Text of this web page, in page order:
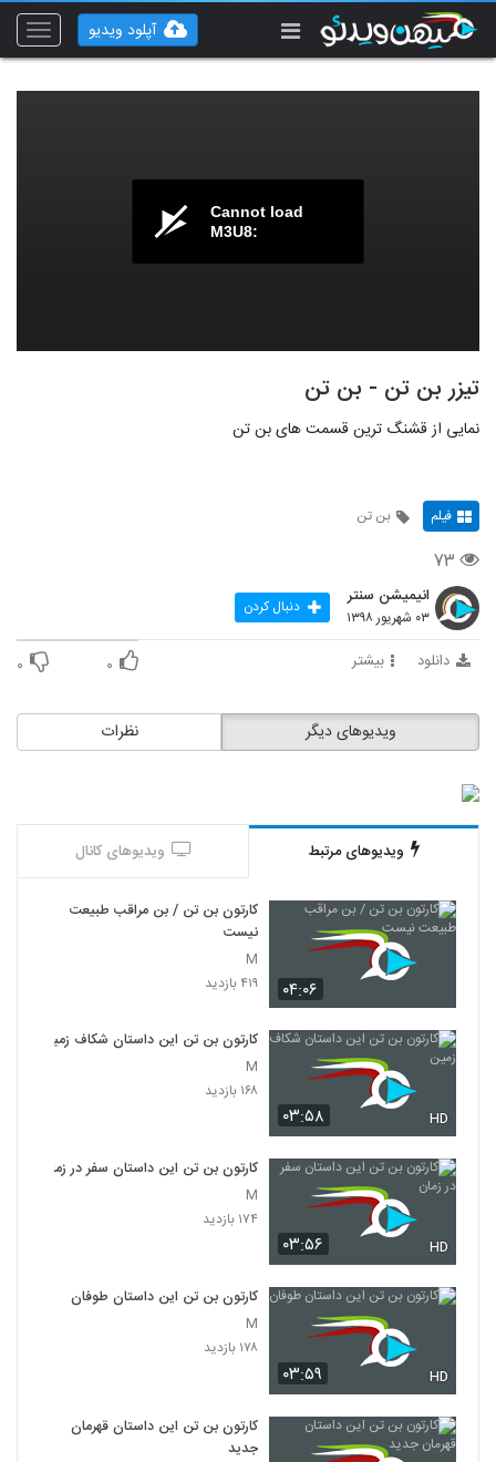
Toggle
آپلود ویدیو
Cannot load
M3U8:
تیزر بن تن - بن تن
نمایی از قشنگ ترین قسمت های بن تن
فیلم بن تن
۷۳
انیمیشن سنتر
۰۳ شهریور ۱۳۹۸ دنبال کردن
دانلود بیشتر ۰ ۰
نظرات ویدیوهای دیگر
ویدیوهای مرتبط ویدیوهای کانال
۰۴:۰۶
کارتون بن تن / بن مراقب طبیعت
نیست
M
۴۱۹ بازدید
۰۳:۵۸ HD
کارتون بن تن این داستان شکاف زمین
M
۱۶۸ بازدید
۰۳:۵۶ HD
کارتون بن تن این داستان سفر در زمان
M
۱۷۴ بازدید
۰۳:۵۹ HD
کارتون بن تن این داستان طوفان
M
۱۷۸ بازدید
کارتون بن تن این داستان قهرمان
جدید